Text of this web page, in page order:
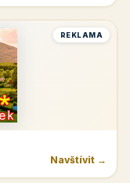
REKLAMA
Navštívit →